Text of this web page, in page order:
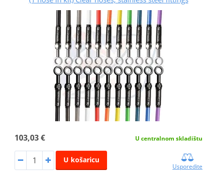
103,03 € U centralnom skladištu
U košaricu
Usporedite